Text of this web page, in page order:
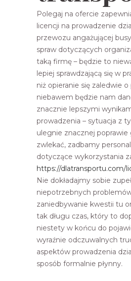
Polegaj na ofercie
licencji na prowadzenie
przewozu angażującej
spraw dotyczących
taką firmę – będzie to
lepiej sprawdzającą się w
niż opieranie się zaledwie o
niebawem będzie nam
znacznie lepszymi
prowadzenia – sytuacja z
ulegnie znacznej
zwlekać, zadbamy
dotyczące wykorzystania
https://dlatransportu.com/
Nie dokładajmy sobie
niepotrzebnych
zaniedbywanie kwestii tu
tak długu czas, który to
niestety w końcu do
wyraźnie odczuwalnych
aspektów prowadzenia
sposób formalnie płynny.